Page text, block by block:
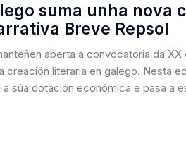
suma unha nova
Breve Repsol
aberta a convocatoria da
creación literaria en galego. Nesta
súa dotación económica e pasa a